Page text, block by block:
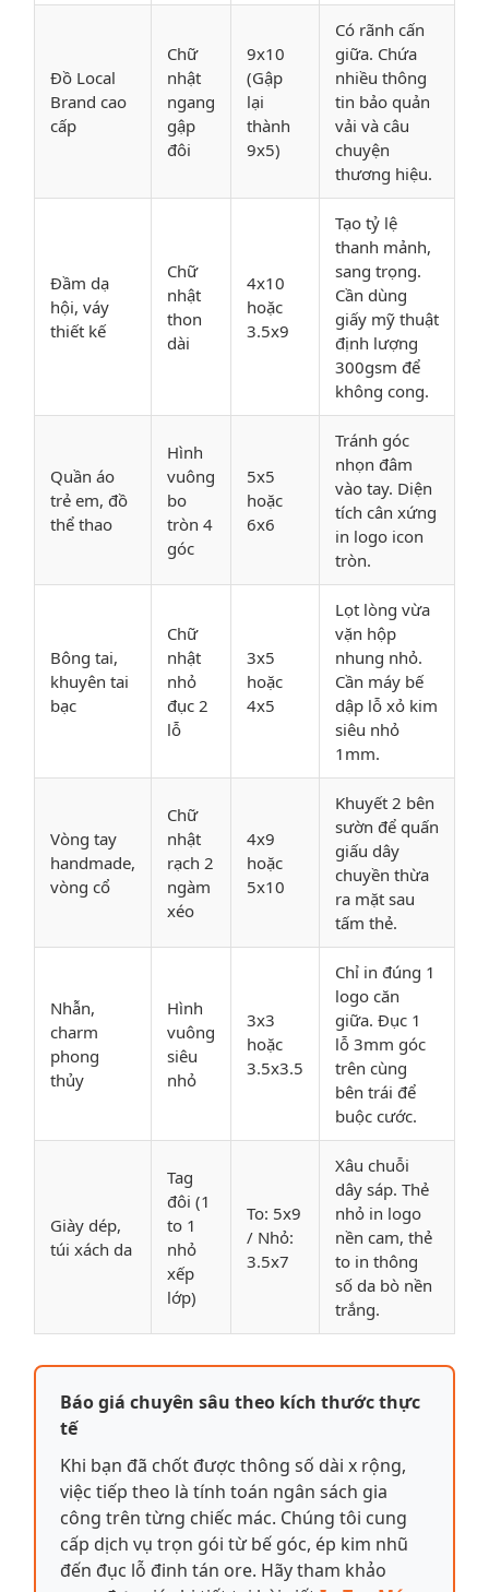
Đồ Local
Brand cao
cấp
Chữ
nhật
ngang
gập
đôi
9x10
(Gập
lại
thành
9x5)
Có rãnh cấn
giữa. Chứa
nhiều thông
tin bảo quản
vải và câu
chuyện
thương hiệu.
Đầm dạ
hội, váy
thiết kế
Chữ
nhật
thon
dài
4x10
hoặc
3.5x9
Tạo tỷ lệ
thanh mảnh,
sang trọng.
Cần dùng
giấy mỹ thuật
định lượng
300gsm để
không cong.
Quần áo
trẻ em, đồ
thể thao
Hình
vuông
bo
tròn 4
góc
5x5
hoặc
6x6
Tránh góc
nhọn đâm
vào tay. Diện
tích cân xứng
in logo icon
tròn.
Bông tai,
khuyên tai
bạc
Chữ
nhật
nhỏ
đục 2
lỗ
3x5
hoặc
4x5
Lọt lòng vừa
vặn hộp
nhung nhỏ.
Cần máy bế
dập lỗ xỏ kim
siêu nhỏ
1mm.
Vòng tay
handmade,
vòng cổ
Chữ
nhật
rạch 2
ngàm
xéo
4x9
hoặc
5x10
Khuyết 2 bên
sườn để quấn
giấu dây
chuyền thừa
ra mặt sau
tấm thẻ.
Nhẫn,
charm
phong
thủy
Hình
vuông
siêu
nhỏ
3x3
hoặc
3.5x3.5
Chỉ in đúng 1
logo căn
giữa. Đục 1
lỗ 3mm góc
trên cùng
bên trái để
buộc cước.
Giày dép,
túi xách da
Tag
đôi (1
to 1
nhỏ
xếp
lớp)
To: 5x9
/ Nhỏ:
3.5x7
Xâu chuỗi
dây sáp. Thẻ
nhỏ in logo
nền cam, thẻ
to in thông
số da bò nền
trắng.
Báo giá chuyên sâu theo kích thước thực
tế
Khi bạn đã chốt được thông số dài x rộng,
việc tiếp theo là tính toán ngân sách gia
công trên từng chiếc mác. Chúng tôi cung
cấp dịch vụ trọn gói từ bế góc, ép kim nhũ
đến đục lỗ đinh tán ore. Hãy tham khảo